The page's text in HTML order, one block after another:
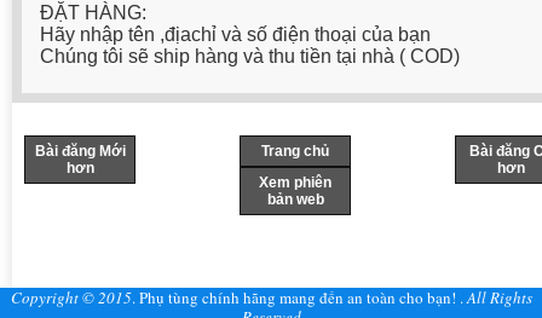
ĐẶT HÀNG:
Hãy nhập tên ,địachỉ và số điện thoại của bạn
Chúng tôi sẽ ship hàng và thu tiền tại nhà ( COD)
Bài đăng Mới
hơn
Bài đăng
hơn
Trang chủ
Xem phiên
bản web
Copyright © 2015. Phụ tùng chính hãng mang đến an toàn cho bạn! . All Rights